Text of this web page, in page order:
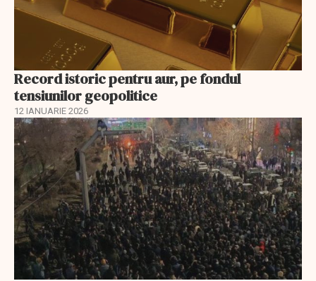
Record istoric pentru aur, pe fondul
tensiunilor geopolitice
12 IANUARIE 2026